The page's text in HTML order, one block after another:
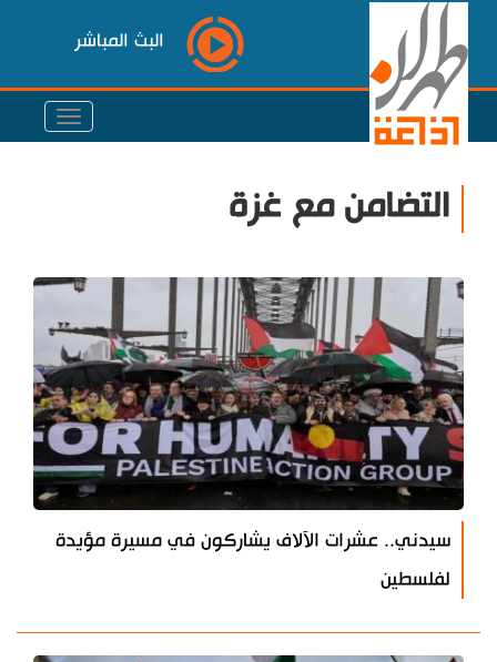
البث المباشر
التضامن مع غزة
سيدني.. عشرات الآلاف يشاركون في مسيرة مؤيدة
لفلسطين